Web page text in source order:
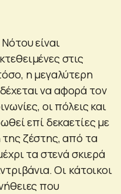
είναι
στις
η μεγαλύτερη
να αφορά τον
οι πόλεις και
επί δεκαετίες με
ζέστης, από τα
τα στενά σκιερά
Οι κάτοικοι
που